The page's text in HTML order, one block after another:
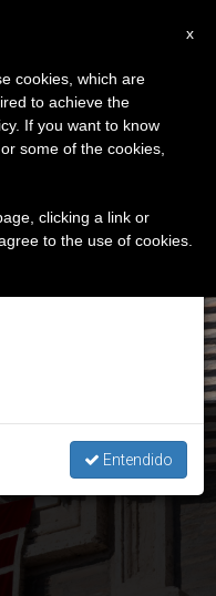
×
haremos la pausa
periodo de verano
y también el
Entendido
x
cookies, which are
to achieve the
If you want to know
some of the cookies,
clicking a link or
to the use of cookies.